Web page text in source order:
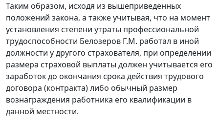
Таким образом, исходя из вышеприведенных
положений закона, а также учитывая, что на момент
установления степени утраты профессиональной
трудоспособности Белозеров Г.М. работал в иной
должности у другого страхователя, при определении
размера страховой выплаты должен учитывается его
заработок до окончания срока действия трудового
договора (контракта) либо обычный размер
вознаграждения работника его квалификации в
данной местности.